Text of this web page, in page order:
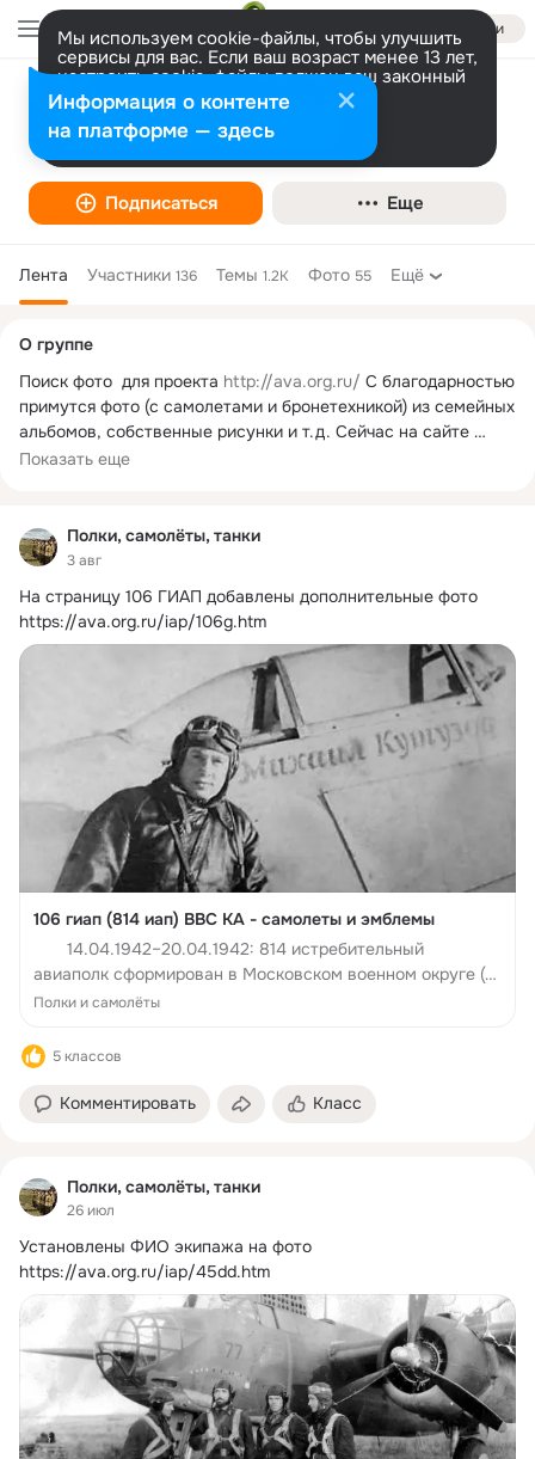
Войти
Мы используем cookie-файлы, чтобы улучшить
сервисы для вас. Если ваш возраст менее 13 лет,
настроить cookie-файлы должен ваш законный
представитель. Больше информации
Разрешить все Настроить
Полки, самолёты, танки
История
Подписаться Еще
Лента Участники 136 Темы 1.2K Фото 55 Ещё
Полки, самолёты, танки
3 авг
На страницу 106 ГИАП добавлены дополнительные фото
https://ava.org.ru/iap/106g.htm
106 гиап (814 иап) ВВС КА - самолеты и эмблемы
14.04.1942–20.04.1942: 814 истребительный
авиаполк сформирован в Московском военном округе (п.
Остафьево Московской обл.) за счет укомплектования
Полки и самолёты
5 классов
Комментировать Класс
Полки, самолёты, танки
26 июл
Установлены ФИО экипажа на фото
https://ava.org.ru/iap/45dd.htm
колонка
О группе
Поиск фото  для проекта http://ava.org.ru/ С благодарностью
примутся фото (с самолетами и бронетехникой) из семейных
альбомов, собственные рисунки и т.д. Сейчас на сайте
создано примерно 500 страниц авиаполков СССР (ВВС КА и
находятся на его главной странице.
Показать еще
Информация о контенте
на платформе — здесь